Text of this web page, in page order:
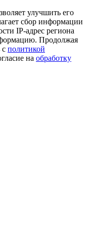
улучшить его
сбор информации
IP-адрес региона
Продолжая
с политикой
на обработку